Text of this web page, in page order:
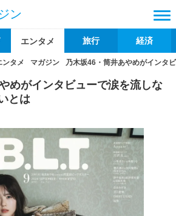
ン
エンタメ 旅行 経済
ンタメ マガジン 乃木坂46・筒井あやめがインタ
めがインタビューで涙を流しな
とは